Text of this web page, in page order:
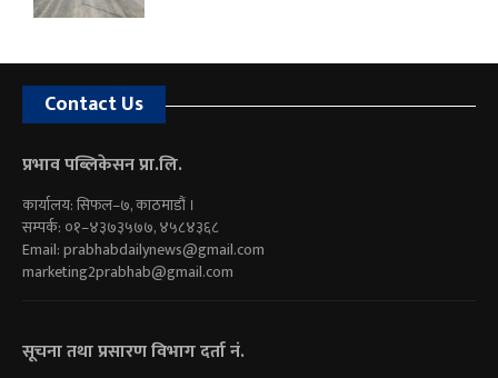
Contact Us
प्रभाव पब्लिकेसन प्रा.लि.
कार्यालय: सिफल–७, काठमाडौं ।
सम्पर्क: ०१–४३७३५७७, ४५८४३६८
Email:prabhabdailynews@gmail.com
marketing2prabhab@gmail.com
सूचना तथा प्रसारण विभाग दर्ता नं.